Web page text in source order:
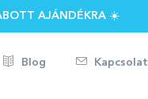
AJÁNDÉKRA ☀️
Blog Kapcsolat